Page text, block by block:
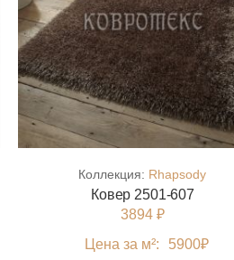
Коллекция: Rhapsody
Ковер 2501-607
3894 ₽
Цена за м²:
5900₽